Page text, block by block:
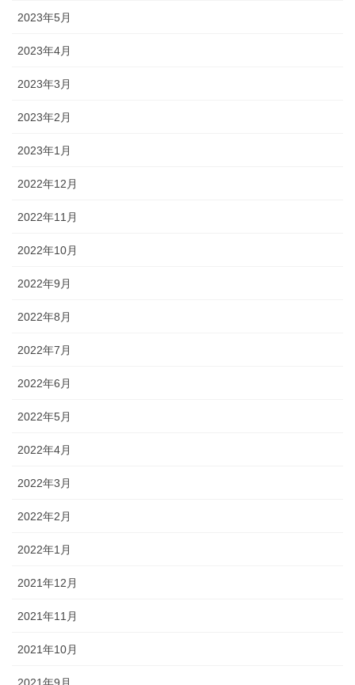
2023年5月
2023年4月
2023年3月
2023年2月
2023年1月
2022年12月
2022年11月
2022年10月
2022年9月
2022年8月
2022年7月
2022年6月
2022年5月
2022年4月
2022年3月
2022年2月
2022年1月
2021年12月
2021年11月
2021年10月
2021年9月